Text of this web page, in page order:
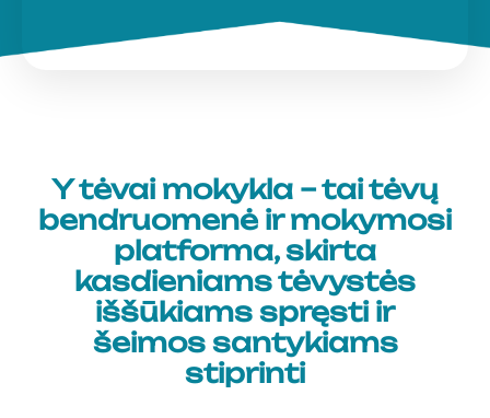
Y tėvai mokykla – tai tėvų
bendruomenė ir mokymosi
platforma, skirta
kasdieniams tėvystės
iššūkiams spręsti ir
šeimos santykiams
stiprinti